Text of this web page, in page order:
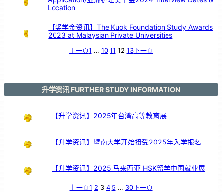
Location
【奖学金资讯】The Kuok Foundation Study Awards
2023 at Malaysian Private Universities
上一頁1 … 10 11 12 13下一頁
升学资讯 FURTHER STUDY INFORMATION
【升学资讯】2025年台湾高等教育展
【升学资讯】暨南大学开始接受2025年入学报名
【升学资讯】2025 马来西亚 HSK留学中国就业展
上一頁1 2 3 4 5 … 30下一頁